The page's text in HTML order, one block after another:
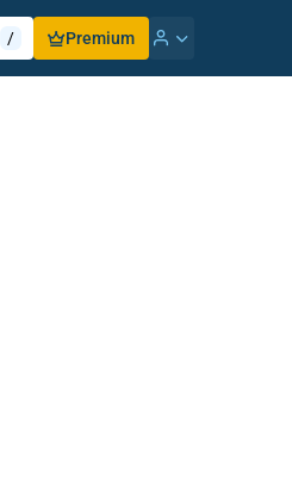
/ Premium